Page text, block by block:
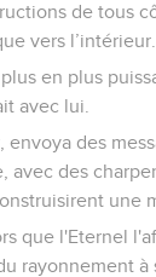
de tous
vers l’intérieur.
en plus
avec lui.
envoya des
avec des
une
que l'Eternel
rayonnement à